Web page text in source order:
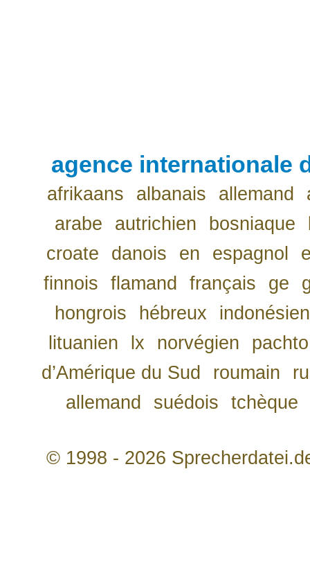
agence internationale
afrikaans albanais allemand
arabe
autrichien bosniaque
croate
danois en espagnol
finnois
flamand français ge
hongrois
hébreux
indonésien
lituanien
lx norvégien
pachto
d’Amérique du Sud
roumain
allemand
suédois tchèque
© 1998 - 2026